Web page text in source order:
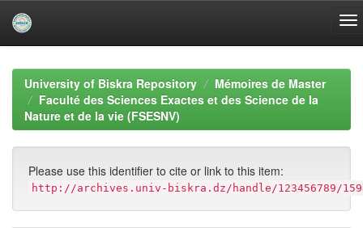
navigationUniversity of Biskra Repository
Mémoires de Master
Faculté des Sciences Exactes et des Science de la
Nature et de la vie (FSESNV)
Please use this identifier to cite or link to this item:
http://archives.univ-biskra.dz/handle/123456789/